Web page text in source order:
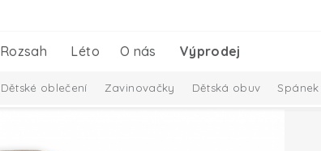
Rozsah Léto O nás Výprodej
Dětské oblečení Zavinovačky Dětská obuv Spánek